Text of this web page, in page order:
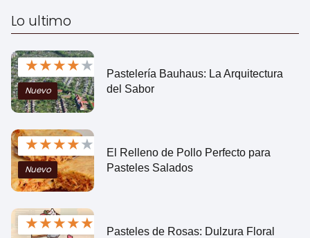
Lo ultimo
★★★★★
Nuevo
Pastelería Bauhaus: La Arquitectura
del Sabor
★★★★★
Nuevo
El Relleno de Pollo Perfecto para
Pasteles Salados
★★★★★
Pasteles de Rosas: Dulzura Floral